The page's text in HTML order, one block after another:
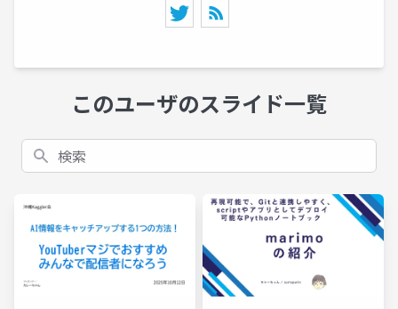
このユーザのスライド一覧
検索